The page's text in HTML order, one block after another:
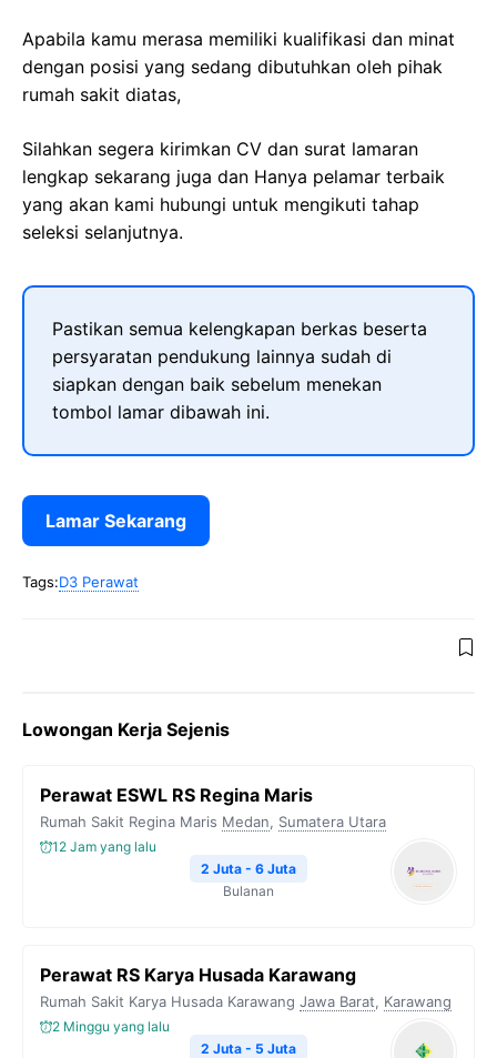
Apabila kamu merasa memiliki kualifikasi dan minat
dengan posisi yang sedang dibutuhkan oleh pihak
rumah sakit diatas,
Silahkan segera kirimkan CV dan surat lamaran
lengkap sekarang juga dan Hanya pelamar terbaik
yang akan kami hubungi untuk mengikuti tahap
seleksi selanjutnya.
Pastikan semua kelengkapan berkas beserta
persyaratan pendukung lainnya sudah di
siapkan dengan baik sebelum menekan
tombol lamar dibawah ini.
Lamar Sekarang
Tags:D3 Perawat
Lowongan Kerja Sejenis
Perawat ESWL RS Regina Maris
Rumah Sakit Regina Maris Medan, Sumatera Utara
12 Jam yang lalu
2 Juta - 6 Juta
Bulanan
Perawat RS Karya Husada Karawang
Rumah Sakit Karya Husada Karawang Jawa Barat, Karawang
2 Minggu yang lalu
2 Juta - 5 Juta